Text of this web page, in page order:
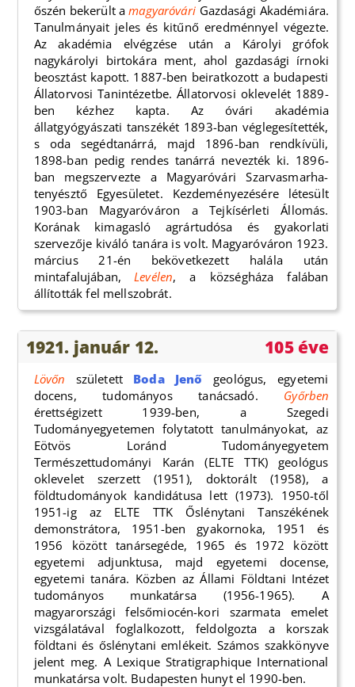
őszén bekerült amagyaróváriGazdasági Akadémiára.
Tanulmányait jeles és kitűnő eredménnyel végezte.
Az akadémia elvégzése után a Károlyi grófok
nagykárolyi birtokára ment, ahol gazdasági írnoki
beosztást kapott. 1887-ben beiratkozott a budapesti
Állatorvosi Tanintézetbe. Állatorvosi oklevelét 1889-
ben kézhez kapta. Az óvári akadémia
állatgyógyászati tanszékét 1893-ban véglegesítették,
s oda segédtanárrá, majd 1896-ban rendkívüli,
1898-ban pedig rendes tanárrá nevezték ki. 1896-
ban megszervezte a Magyaróvári Szarvasmarha-
tenyésztő Egyesületet. Kezdeményezésére létesült
1903-ban Magyaróváron a Tejkísérleti Állomás.
Korának kimagasló agrártudósa és gyakorlati
szervezője kiváló tanára is volt. Magyaróváron 1923.
március 21-én bekövetkezett halála után
mintafalujában,Levélen, a községháza falában
állították fel mellszobrát.
1921. január 12. 105 éve
Lövőn született Boda Jenő geológus, egyetemi
docens, tudományos tanácsadó. Győrben
érettségizett 1939-ben, a Szegedi
Tudományegyetemen folytatott tanulmányokat, az
Eötvös Loránd Tudományegyetem
Természettudományi Karán (ELTE TTK) geológus
oklevelet szerzett (1951), doktorált (1958), a
földtudományok kandidátusa lett (1973). 1950-től
1951-ig az ELTE TTK Őslénytani Tanszékének
demonstrátora, 1951-ben gyakornoka, 1951 és
1956 között tanársegéde, 1965 és 1972 között
egyetemi adjunktusa, majd egyetemi docense,
egyetemi tanára. Közben az Állami Földtani Intézet
tudományos munkatársa (1956-1965). A
magyarországi felsőmiocén-kori szarmata emelet
vizsgálatával foglalkozott, feldolgozta a korszak
földtani és őslénytani emlékeit. Számos szakkönyve
jelent meg. A Lexique Stratigraphique International
munkatársa volt. Budapesten hunyt el 1990-ben.